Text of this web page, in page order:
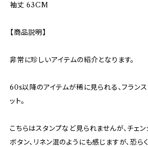
袖丈 63CM
【商品説明】
非常に珍しいアイテムの紹介となります。
60s以降のアイテムが稀に見られる、フラン
ット。
こちらはスタンプなど見られませんが、チェ
ボタン、リネン混のようにも感じますが、恐ら